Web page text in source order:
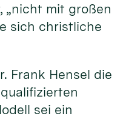
„nicht mit großen
sich christliche
Frank Hensel die
sei ein